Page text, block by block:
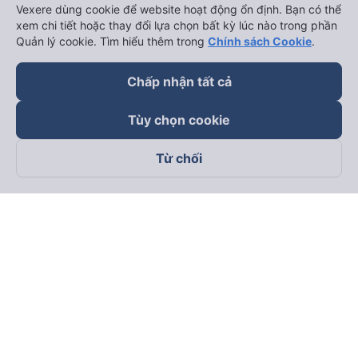
Theo dõi chúng tôi trên
Vexere dùng cookie để website hoạt động ổn định. Bạn có thể
xem chi tiết hoặc thay đổi lựa chọn bất kỳ lúc nào trong phần
Quản lý cookie. Tìm hiểu thêm trong Chính sách Cookie.
Chấp nhận tất cả
Tùy chọn cookie
Từ chối